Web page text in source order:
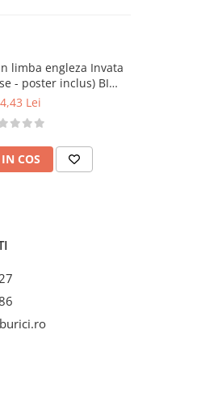
limba engleza Invata
- poster inclus) BIG
JIGSAW
Lei
COS